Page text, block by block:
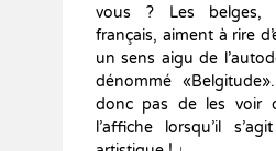
vous ? Les belges,
français, aiment à rire
un sens aigu de
dénommé
donc pas de les voir
l’affiche lorsqu’il